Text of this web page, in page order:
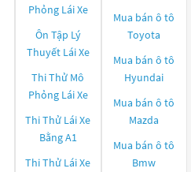
Phỏng Lái Xe
Ôn Tập Lý
Thuyết Lái Xe
Thi Thử Mô
Phỏng Lái Xe
Thi Thử Lái Xe
Bằng A1
Thi Thử Lái Xe
Mua bán ô tô
Toyota
Mua bán ô tô
Hyundai
Mua bán ô tô
Mazda
Mua bán ô tô
Bmw